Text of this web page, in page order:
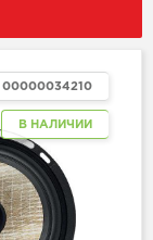
В НАЛИЧИИ
00000034210